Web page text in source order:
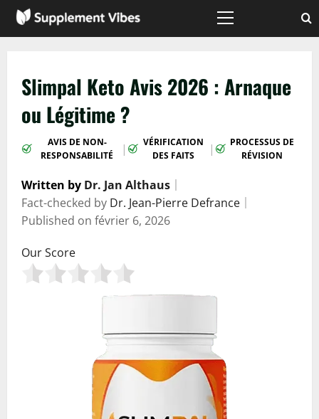
Passer
Menu
Slimpal Keto Avis 2026 : Arnaque
ou Légitime ?
AVIS DE NON-
RESPONSABILITÉ
|
VÉRIFICATION
DES FAITS
|
PROCESSUS DE
RÉVISION
Written by Dr. Jan Althaus
Fact-checked by Dr. Jean-Pierre Defrance
Published on février 6, 2026
Our Score